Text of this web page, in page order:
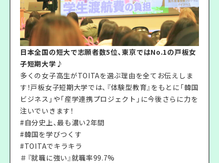
日本全国の短大で志願者数5位、東京ではNo.1の戸板女
子短期大学♪
多くの女子高生がTOITAを選ぶ理由を全てお伝えしま
す！戸板女子短期大学では、『体験型教育』をもとに「韓国
ビジネス」や「産学連携プロジェクト」に今後さらに力を
注いでいきます！
#自分史上、最も濃い2年間
#韓国を学びつくす
#TOITAでキラキラ
＃『就職に強い』就職率99.7%